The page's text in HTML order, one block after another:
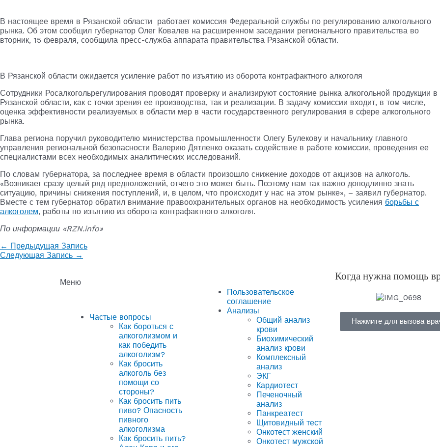
В настоящее время в Рязанской области работает комиссия Федеральной службы по регулированию алкогольного
рынка. Об этом сообщил губернатор Олег Ковалев на расширенном заседании регионального правительства во
вторник, 15 февраля, сообщила пресс-служба аппарата правительства Рязанской области.
В Рязанской области ожидается усиление работ по изъятию из оборота контрафактного алкоголя
Сотрудники Росалкогольрегулирования проводят проверку и анализируют состояние рынка алкогольной продукции в
Рязанской области, как с точки зрения ее производства, так и реализации. В задачу комиссии входит, в том числе,
оценка эффективности реализуемых в области мер в части государственного регулирования в сфере алкогольного
рынка.
Глава региона поручил руководителю министерства промышленности Олегу Булекову и начальнику главного
управления региональной безопасности Валерию Дятленко оказать содействие в работе комиссии, проведения ее
специалистами всех необходимых аналитических исследований.
По словам губернатора, за последнее время в области произошло снижение доходов от акцизов на алкоголь.
«Возникает сразу целый ряд предположений, отчего это может быть. Поэтому нам так важно доподлинно знать
ситуацию, причины снижения поступлений, и, в целом, что происходит у нас на этом рынке», – заявил губернатор.
Вместе с тем губернатор обратил внимание правоохранительных органов на необходимость усиления борьбы с
алкоголем, работы по изъятию из оборота контрафактного алкоголя.
По информации «RZN.info»
← Предыдущая Запись
Следующая Запись →
Меню
Частые вопросы
Как бороться с
алкоголизмом и
как победить
алкоголизм?
Как бросить
алкоголь без
помощи со
стороны?
Как бросить пить
пиво? Опасность
пивного
алкоголизма
Как бросить пить?
Пользовательское
соглашение
Анализы
Общий анализ
крови
Биохимический
анализ крови
Комплексный
анализ
ЭКГ
Кардиотест
Печеночный
анализ
Панкреатест
Щитовидный тест
Онкотест женский
Онкотест мужской
Когда нужна помощь
Нажмите для вызова